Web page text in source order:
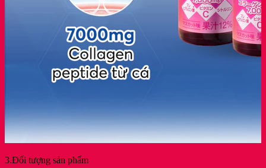
3.Đối tượng sản phẩm